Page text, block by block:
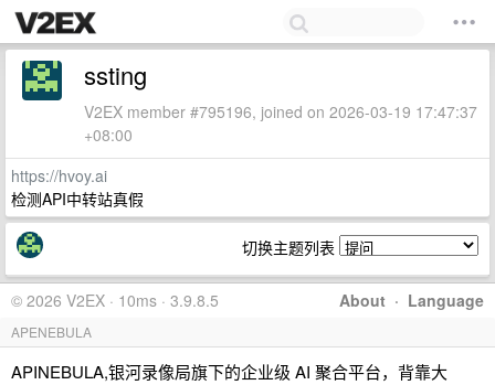
ssting
V2EX member #795196, joined on 2026-03-19 17:47:37
+08:00
https://hvoy.ai
检测API中转站真假
切换主题列表
About · Language
© 2026 V2EX · 10ms · 3.9.8.5
APENEBULA
APINEBULA,银河录像局旗下的企业级 AI 聚合平台，背靠大